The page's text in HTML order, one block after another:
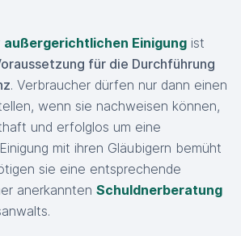
außergerichtlichen Einigung ist
für die Durchführung
. Verbraucher dürfen nur dann einen
wenn sie nachweisen können,
und erfolglos um eine
mit ihren Gläubigern bemüht
sie eine entsprechende
anerkannten Schuldnerberatung